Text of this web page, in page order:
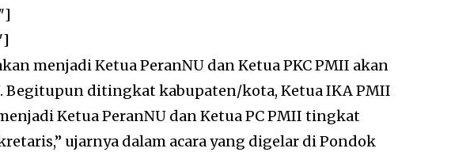
menjadi Ketua PeranNU dan Ketua PKC PMII akan
Begitupun ditingkat kabupaten/kota, Ketua IKA PMII
Ketua PeranNU dan Ketua PC PMII tingkat
ujarnya dalam acara yang digelar di Pondok